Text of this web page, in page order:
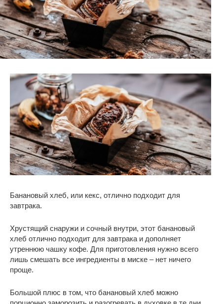
Банановый хлеб, или кекс, отлично подходит для
завтрака.
Хрустящий снаружи и сочный внутри, этот банановый
хлеб отлично подходит для завтрака и дополняет
утреннюю чашку кофе. Для приготовления нужно всего
лишь смешать все ингредиенты в миске – нет ничего
проще.
Большой плюс в том, что банановый хлеб можно